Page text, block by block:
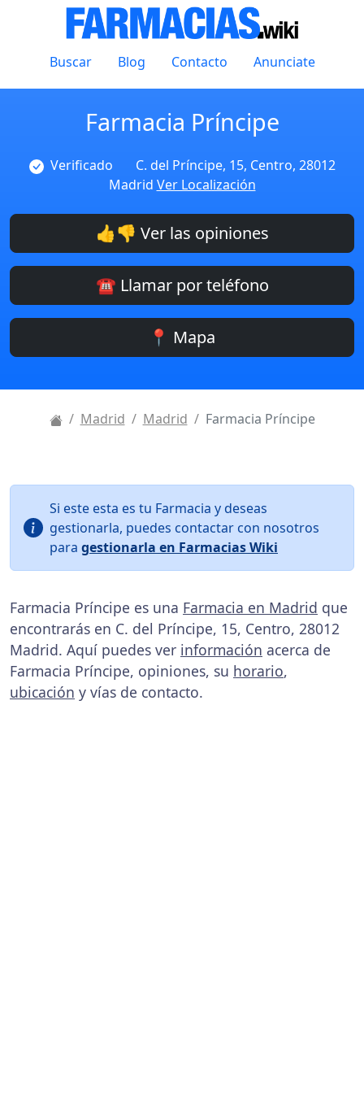
Buscar Blog Contacto Anunciate
Farmacia Príncipe
Verificado
C. del Príncipe, 15, Centro, 28012
Madrid Ver Localización
👍👎 Ver las opiniones
☎️ Llamar por teléfono
📍 Mapa
Madrid Madrid Farmacia Príncipe
Si este esta es tu Farmacia y deseas
gestionarla, puedes contactar con nosotros
para gestionarla en Farmacias Wiki
Farmacia Príncipe es una Farmacia en Madrid que
encontrarás en C. del Príncipe, 15, Centro, 28012
Madrid. Aquí puedes ver información acerca de
Farmacia Príncipe, opiniones, su horario,
ubicación y vías de contacto.